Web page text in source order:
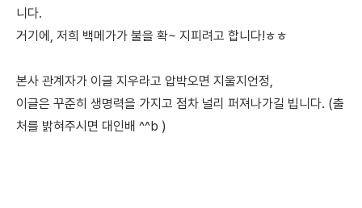
니다.
거기에, 저희 백메가가 불을 확~ 지피려고 합니다!ㅎㅎ
본사 관계자가 이글 지우라고 압박오면 지울지언정,
이글은 꾸준히 생명력을 가지고 점차 널리 퍼져나가길 빕니다. (출
처를 밝혀주시면 대인배 ^^b )